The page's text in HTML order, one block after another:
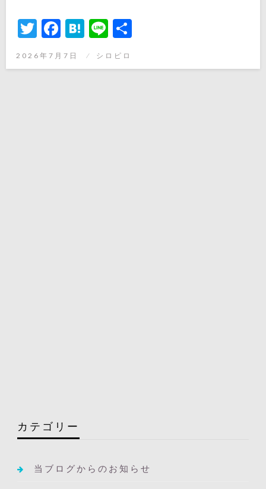
Twitter
Facebook
Hatena
Line
投
日:
2026年7月7日 シロピロ
カテゴリー
当ブログからのお知らせ